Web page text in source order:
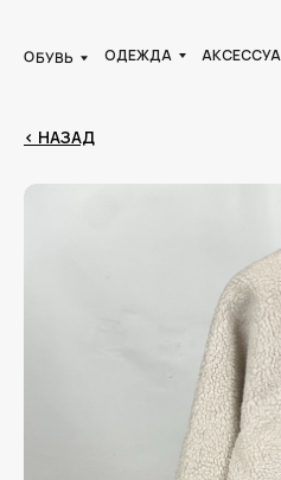
ОБУВЬ ОДЕЖДА
< НАЗАД